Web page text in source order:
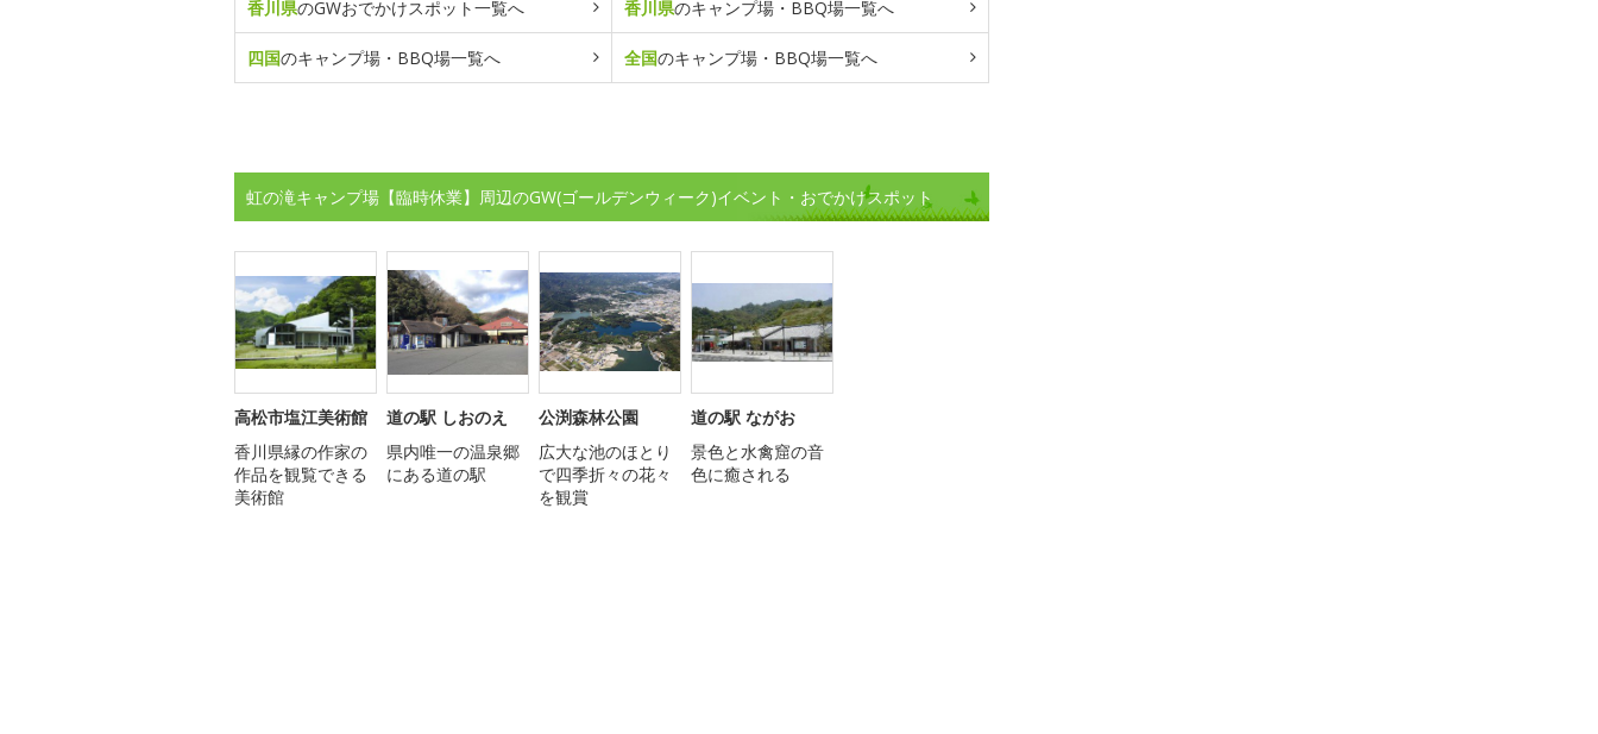
香川県のGWおでかけスポット一覧へ 香川県のキャンプ場・BBQ場一覧へ
四国のキャンプ場・BBQ場一覧へ 全国のキャンプ場・BBQ場一覧へ
虹の滝キャンプ場【臨時休業】周辺のGW(ゴールデンウィーク)イベント・おでかけスポット
高松市塩江美術館
香川県縁の作家の
作品を観覧できる
美術館
道の駅 しおのえ
県内唯一の温泉郷
にある道の駅
公渕森林公園
広大な池のほとり
で四季折々の花々
を観賞
道の駅 ながお
景色と水禽窟の音
色に癒される